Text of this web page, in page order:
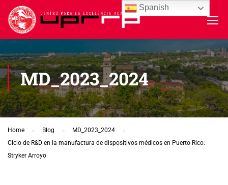
MD_2023_2024
Home Blog
MD_2023_2024
Ciclo de R&D en la manufactura de dispositivos médicos en Puerto Rico:
Stryker Arroyo
Spanish